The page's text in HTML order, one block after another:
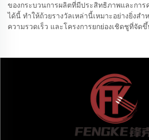
ของกระบวนการผลิตที่มีประสิทธิภาพและกา
ได้นี้ ทำให้ถ้วยรางวัลเหล่านี้เหมาะอย่างยิ่งสำ
ความรวดเร็ว และโครงการยกย่องเชิดชูที่จัดขึ้